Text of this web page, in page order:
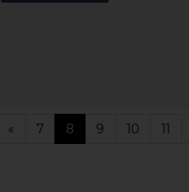
« 7 8 9 10 11